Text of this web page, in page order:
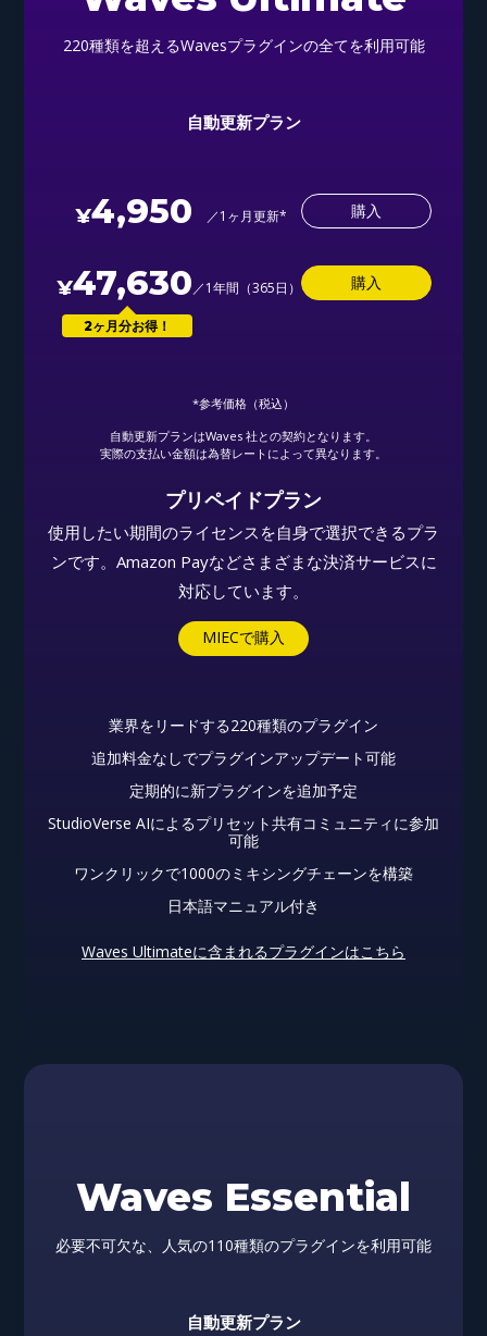
220種類を超えるWavesプラグインの全てを利用可能
自動更新プラン
4,950 ／1ヶ月更新* 購入
47,630
2ヶ月分お得！
／1年間（365日） 購入
*参考価格（税込）
自動更新プランはWaves 社との契約となります。
実際の支払い金額は為替レートによって異なります。
プリペイドプラン
使用したい期間のライセンスを自身で選択できるプラ
ンです。Amazon Payなどさまざまな決済サービスに
対応しています。
MIECで購入
業界をリードする220種類のプラグイン
追加料金なしでプラグインアップデート可能
定期的に新プラグインを追加予定
StudioVerse AIによるプリセット共有コミュニティに参加
可能
ワンクリックで1000のミキシングチェーンを構築
日本語マニュアル付き
Waves Ultimateに含まれるプラグインはこちら
Waves Essential
必要不可欠な、人気の110種類のプラグインを利用可能
自動更新プラン